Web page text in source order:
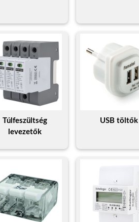
Túlfeszültség
levezetők
USB töltők